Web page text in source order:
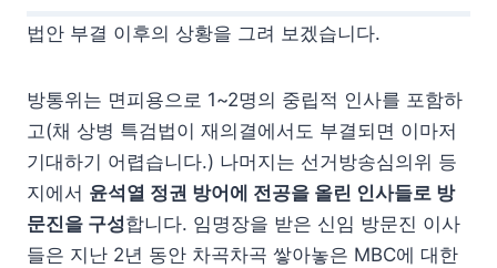
법안 부결 이후의 상황을 그려 보겠습니다.
방통위는 면피용으로 1~2명의 중립적 인사를 포함하
고(채 상병 특검법이 재의결에서도 부결되면 이마저
기대하기 어렵습니다.) 나머지는 선거방송심의위 등
지에서 윤석열 정권 방어에 전공을 올린 인사들로 방
문진을 구성합니다. 임명장을 받은 신임 방문진 이사
들은 지난 2년 동안 차곡차곡 쌓아놓은 MBC에 대한